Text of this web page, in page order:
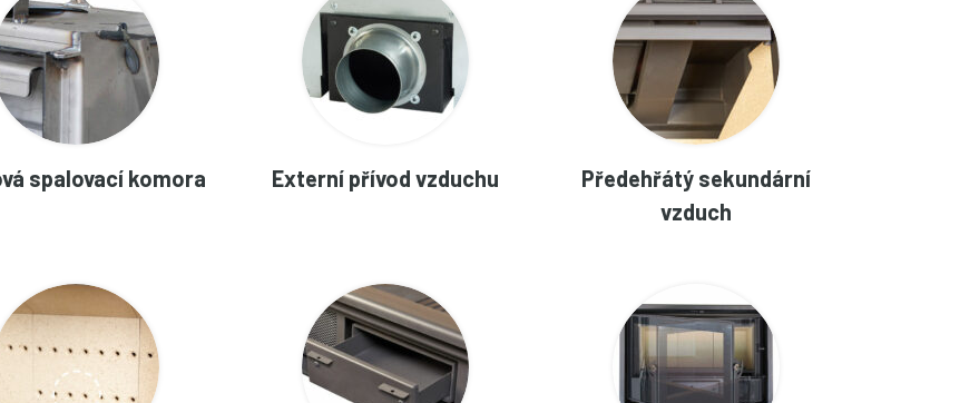
spalovací komora Externí přívod vzduchu
Předehřátý sekundární
vzduch